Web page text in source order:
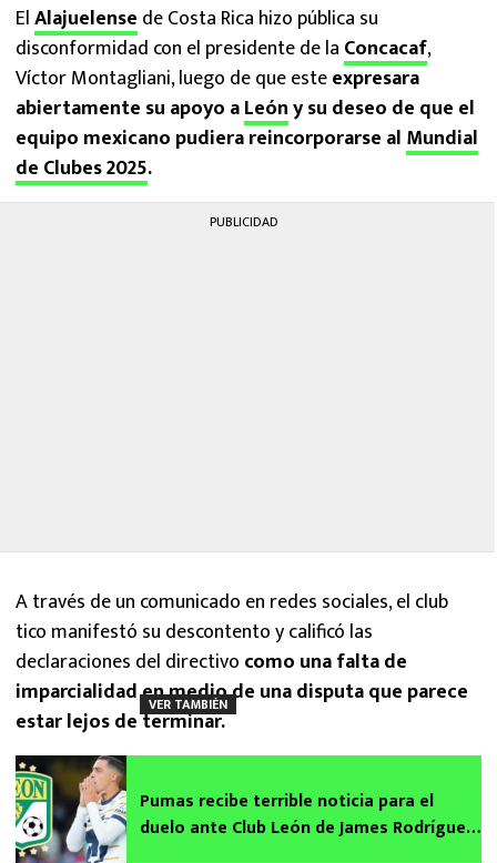
ElAlajuelense de Costa Rica hizo pública su
disconformidad con el presidente de la Concacaf,
Víctor Montagliani, luego de que esteexpresara
abiertamente su apoyo aLeóny su deseo de que el
equipo mexicano pudiera reincorporarse al Mundial
de Clubes 2025.
PUBLICIDAD
A través de un comunicado en redes sociales, el club
tico manifestó su descontento y calificó las
declaraciones del directivo como una falta de
imparcialidad en medio de una disputa que parece
estar lejos de terminar.
VER TAMBIÉN
Pumas recibe terrible noticia para el
duelo ante Club León de James Rodríguez: